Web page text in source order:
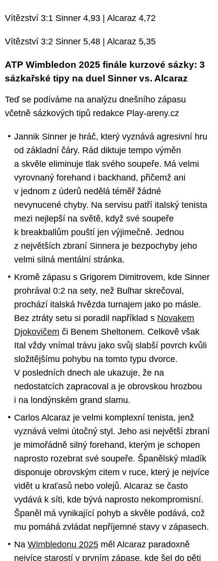
Vítězství 3:1 Sinner 4,93 | Alcaraz 4,72
Vítězství 3:2 Sinner 5,48 | Alcaraz 5,35
ATP Wimbledon 2025 finále kurzové sázky: 3
sázkařské tipy na duel Sinner vs. Alcaraz
Teď se podíváme na analýzu dnešního zápasu
včetně sázkových tipů redakce Play-areny.cz
Jannik Sinner je hráč, který vyznává agresivní hru
od základní čáry. Rád diktuje tempo výměn
a skvěle eliminuje tlak svého soupeře. Má velmi
vyrovnaný forehand i backhand, přičemž ani
v jednom z úderů nedělá téměř žádné
nevynucené chyby. Na servisu patří italský tenista
mezi nejlepší na světě, když své soupeře
k breakballům pouští jen výjimečně. Jednou
z největších zbraní Sinnera je bezpochyby jeho
velmi silná mentální stránka.
Kromě zápasu s Grigorem Dimitrovem, kde Sinner
prohrával 0:2 na sety, než Bulhar skrečoval,
prochází italská hvězda turnajem jako po másle.
Bez ztráty setu si poradil například s Novakem
Djokovičem či Benem Sheltonem. Celkově však
Ital vždy vnímal trávu jako svůj slabší povrch kvůli
složitějšímu pohybu na tomto typu dvorce.
V posledních dnech ale ukazuje, že na
nedostatcích zapracoval a je obrovskou hrozbou
i na londýnském grand slamu.
Carlos Alcaraz je velmi komplexní tenista, jenž
vyznává velmi útočný styl. Jeho asi největší zbraní
je mimořádně silný forehand, kterým je schopen
naprosto rozebrat své soupeře. Španělský mladík
disponuje obrovským citem v ruce, který je nejvíce
vidět u kraťasů nebo volejů. Alcaraz se často
vydává k síti, kde bývá naprosto nekompromisní.
Španěl má vynikající pohyb a skvěle podává, což
mu pomáhá zvládat nepříjemné stavy v zápasech.
Na Wimbledonu 2025 měl Alcaraz paradoxně
nejvíce starostí v prvním zápase, kde šel do pěti